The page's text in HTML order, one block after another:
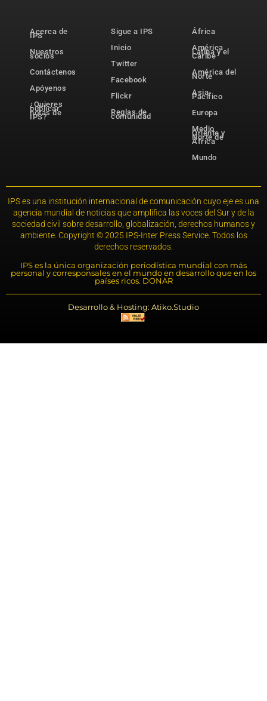
Acerca de
IPS
Nuestros
socios
Contáctenos
Apóyenos
¿Quieres
publicar
notas de
IPS?
Sigue a IPS
Inicio
Twitter
Facebook
Flickr
Reglas de
comunidad
África
América
Latina y el
Caribe
América del
Norte
Asia-
Pacífico
Europa
Medio
Oriente y
Norte de
África
Mundo
IPS es una institución internacional de comunicación cuyo eje es una
agencia mundial de noticias que amplifica las voces del Sur y de la
sociedad civil sobre desarrollo, globalización, derechos humanos y
ambiente. Copyright © 2025 IPS-Inter Press Service. Todos los
derechos reservados.
IPS es la única organización periodística mundial con más
personal y corresponsales en el mundo en desarrollo que en los
países ricos. DONAR
Desarrollo & Hosting: Atiko.Studio